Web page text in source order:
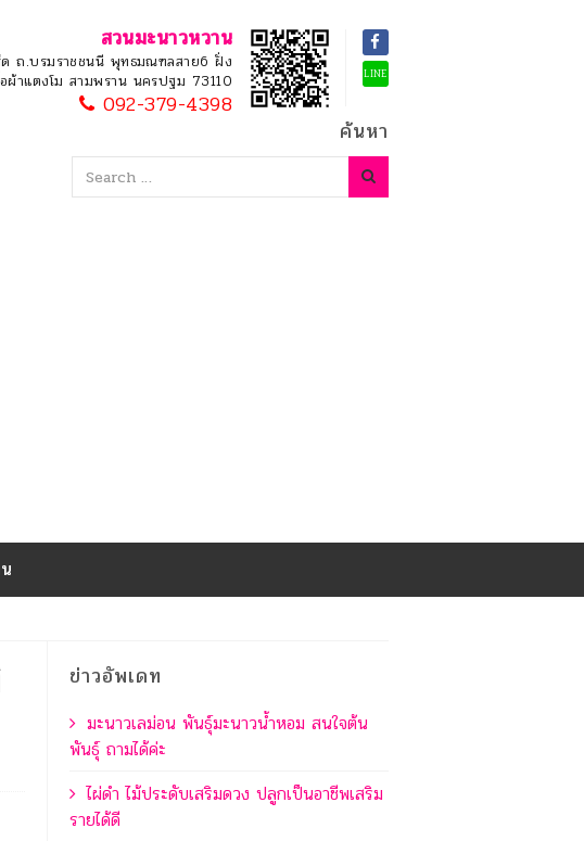
สวนมะนาวหวาน
ด ถ.บรมราชชนนี พุทธมณฑลสาย6 ฝั่ง
ผ้าแตงโม สามพราน นครปฐม 73110
092-379-4398
LINE
ค้นหา
ข่าวอัพเดท
มะนาวเลม่อน พันธุ์มะนาวน้ำหอม สนใจต้น
พันธุ์ ถามได้ค่ะ
ไผ่ดำ ไม้ประดับเสริมดวง ปลูกเป็นอาชีพเสริม
รายได้ดี